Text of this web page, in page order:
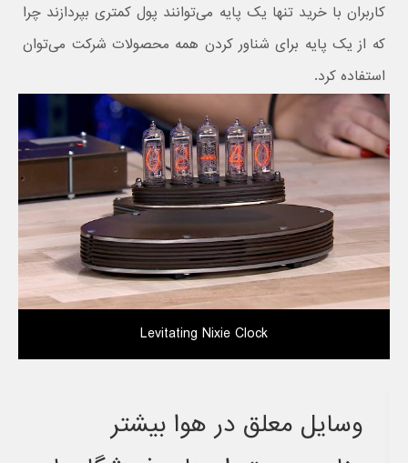
کاربران با خرید تنها یک پایه می‌توانند پول کمتری بپردازند چرا
که از یک پایه برای شناور کردن همه محصولات شرکت می‌توان
استفاده کرد.
Levitating Nixie Clock
وسایل معلق در هوا بیشتر